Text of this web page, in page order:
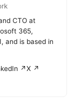
CTO at
365,
and is based in
↗X ↗